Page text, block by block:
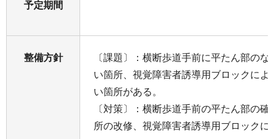
予定期間
整備方針
〔課題〕：横断歩道手前に平たん部の
い箇所、視覚障害者誘導用ブロックに
い箇所がある。
〔対策〕：横断歩道手前の平たん部の
所の改修、視覚障害者誘導用ブロック